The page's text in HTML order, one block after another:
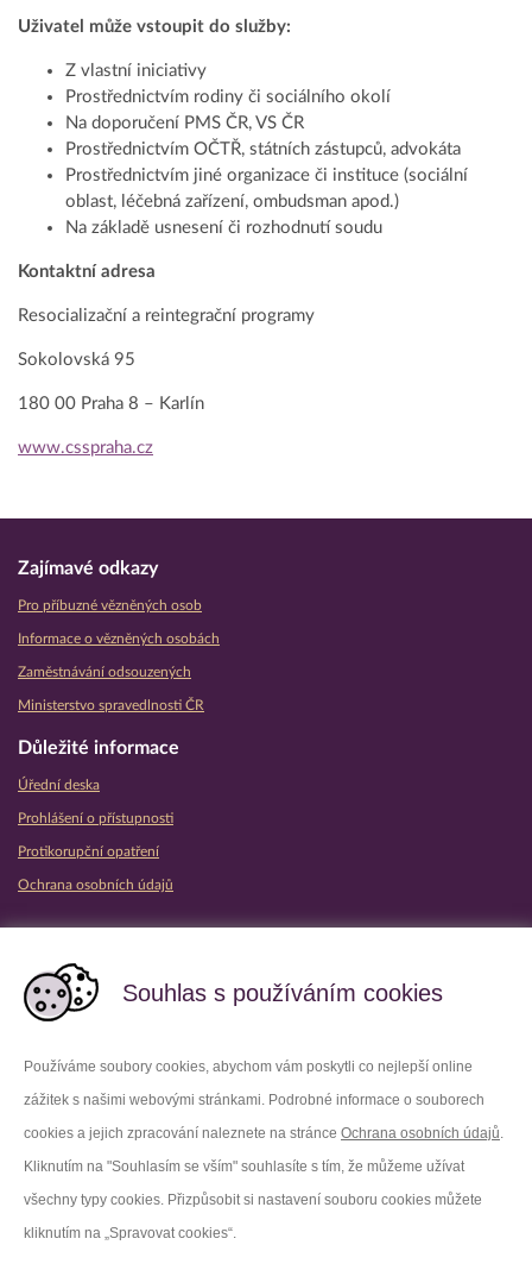
Souhlas s používáním cookies
Používáme soubory cookies, abychom vám poskytli co nejlepší online
zážitek s našimi webovými stránkami. Podrobné informace o souborech
cookies a jejich zpracování naleznete na stránce Ochrana osobních údajů.
Kliknutím na "Souhlasím se vším" souhlasíte s tím, že můžeme užívat
všechny typy cookies. Přizpůsobit si nastavení souboru cookies můžete
kliknutím na „Spravovat cookies“.
Uživatel může vstoupit do služby:
Z vlastní iniciativy
Prostřednictvím rodiny či sociálního okolí
Na doporučení PMS ČR, VS ČR
Prostřednictvím OČTŘ, státních zástupců, advokáta
Prostřednictvím jiné organizace či instituce (sociální
oblast, léčebná zařízení, ombudsman apod.)
Na základě usnesení či rozhodnutí soudu
Kontaktní adresa
Resocializační a reintegrační programy
Sokolovská 95
180 00 Praha 8 – Karlín
www.csspraha.cz
Zajímavé odkazy
Pro příbuzné vězněných osob
Informace o vězněných osobách
Zaměstnávání odsouzených
Ministerstvo spravedlnosti ČR
Důležité informace
Úřední deska
Prohlášení o přístupnosti
Protikorupční opatření
Ochrana osobních údajů
Facebook Youtube
LinkedIn